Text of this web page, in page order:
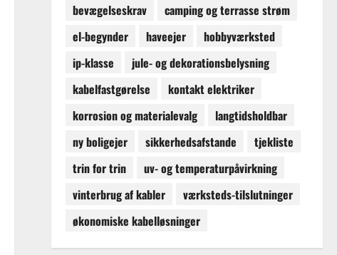
bevægelseskrav
camping og terrasse strøm
el-begynder
haveejer
hobbyværksted
ip-klasse
jule- og dekorationsbelysning
kabelfastgørelse
kontakt elektriker
korrosion og materialevalg
langtidsholdbar
ny boligejer
sikkerhedsafstande
tjekliste
trin for trin
uv- og temperaturpåvirkning
vinterbrug af kabler
værksteds-tilslutninger
økonomiske kabelløsninger